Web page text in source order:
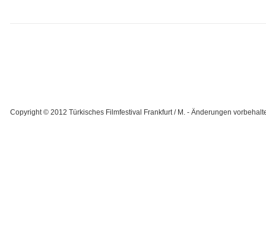
Copyright © 2012 Türkisches Filmfestival Frankfurt / M. - Änderungen